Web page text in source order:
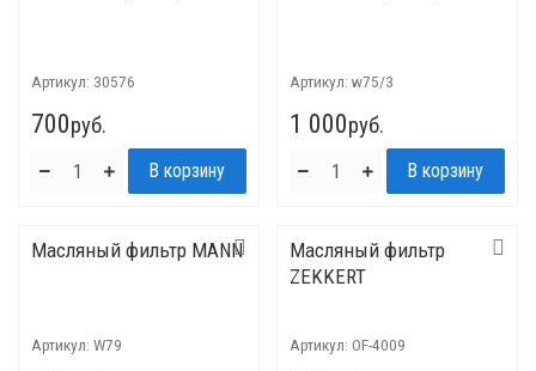
Артикул: 30576
700руб.
Артикул: w75/3
1 000руб.
Масляный фильтр MANN
Артикул: W79
Масляный фильтр
ZEKKERT
Артикул: OF-4009